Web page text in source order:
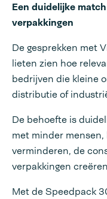
Een duidelijke
verpakkingen
De gesprekken met
lieten zien hoe
bedrijven die kleine
distributie of
De behoefte is
met minder
verminderen, de
verpakkingen
Met de Speedpack